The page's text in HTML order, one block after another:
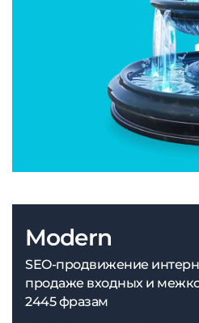
Modern
SEO-продвижение
продаже входных и
2445 фразам